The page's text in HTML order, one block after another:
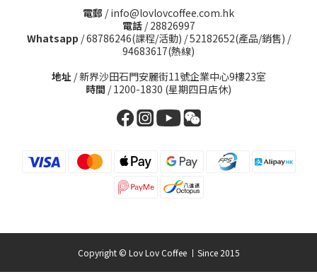
電郵 / info@lovlovcoffee.com.hk
電話/ 28826997
Whatsapp /68786246(課程/活動) /52182652(產品/銷售) /
94683617(熱線)
地址 / 新界沙田石門安麗街11號企業中心9樓23室
時間 / 1200-1830 (星期四日店休)
Copyright © Lov Lov Coffee 丨Since 2015